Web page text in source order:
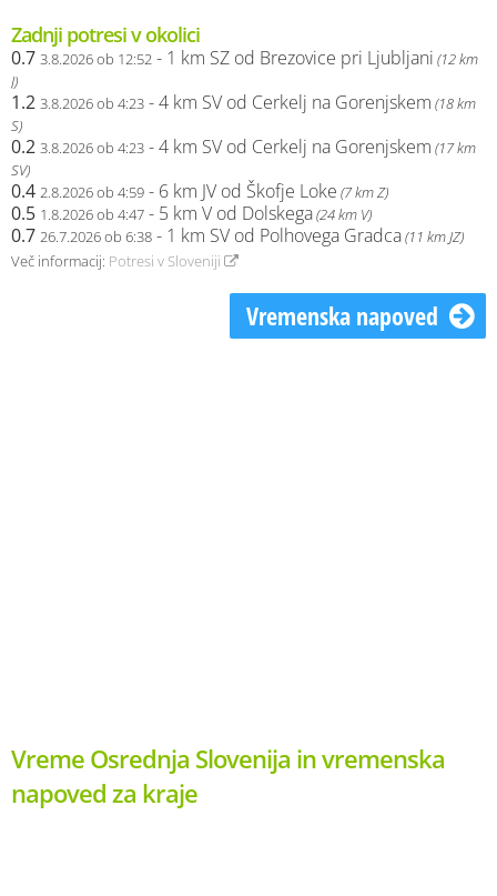
Zadnji potresi v okolici
0.7 3.8.2026 ob 12:52 - 1 km SZ od Brezovice pri Ljubljani (12 km
J)
1.2 3.8.2026 ob 4:23 - 4 km SV od Cerkelj na Gorenjskem (18 km
S)
0.2 3.8.2026 ob 4:23 - 4 km SV od Cerkelj na Gorenjskem (17 km
SV)
0.4 2.8.2026 ob 4:59 - 6 km JV od Škofje Loke (7 km Z)
0.5 1.8.2026 ob 4:47 - 5 km V od Dolskega(24 km V)
0.7 26.7.2026 ob 6:38 - 1 km SV od Polhovega Gradca(11 km JZ)
Več informacij: Potresi v Sloveniji
Vremenska napoved
Vreme Osrednja Slovenija in vremenska
napoved za kraje